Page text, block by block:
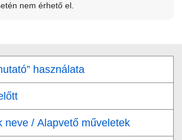
nem érhető el.
használata
neve / Alapvető műveletek